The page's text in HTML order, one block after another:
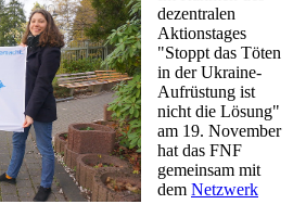
dezentralen
Aktionstages
"Stoppt das Töten
in der Ukraine-
Aufrüstung ist
nicht die Lösung"
am 19. November
hat das FNF
gemeinsam mit
dem Netzwerk